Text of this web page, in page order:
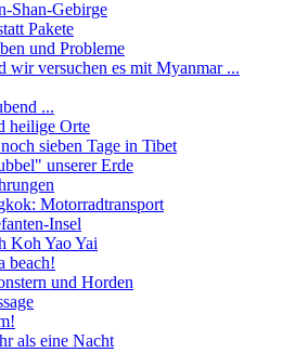
Shan-Gebirge
Pakete
und Probleme
wir versuchen es mit Myanmar ...
...
heilige Orte
sieben Tage in Tibet
unserer Erde
Motorradtransport
Insel
Koh Yao Yai
beach!
und Horden
als eine Nacht